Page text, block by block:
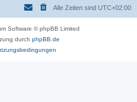
Alle Zeiten sind UTC+02:00
Software © phpBB Limited
durch phpBB.de